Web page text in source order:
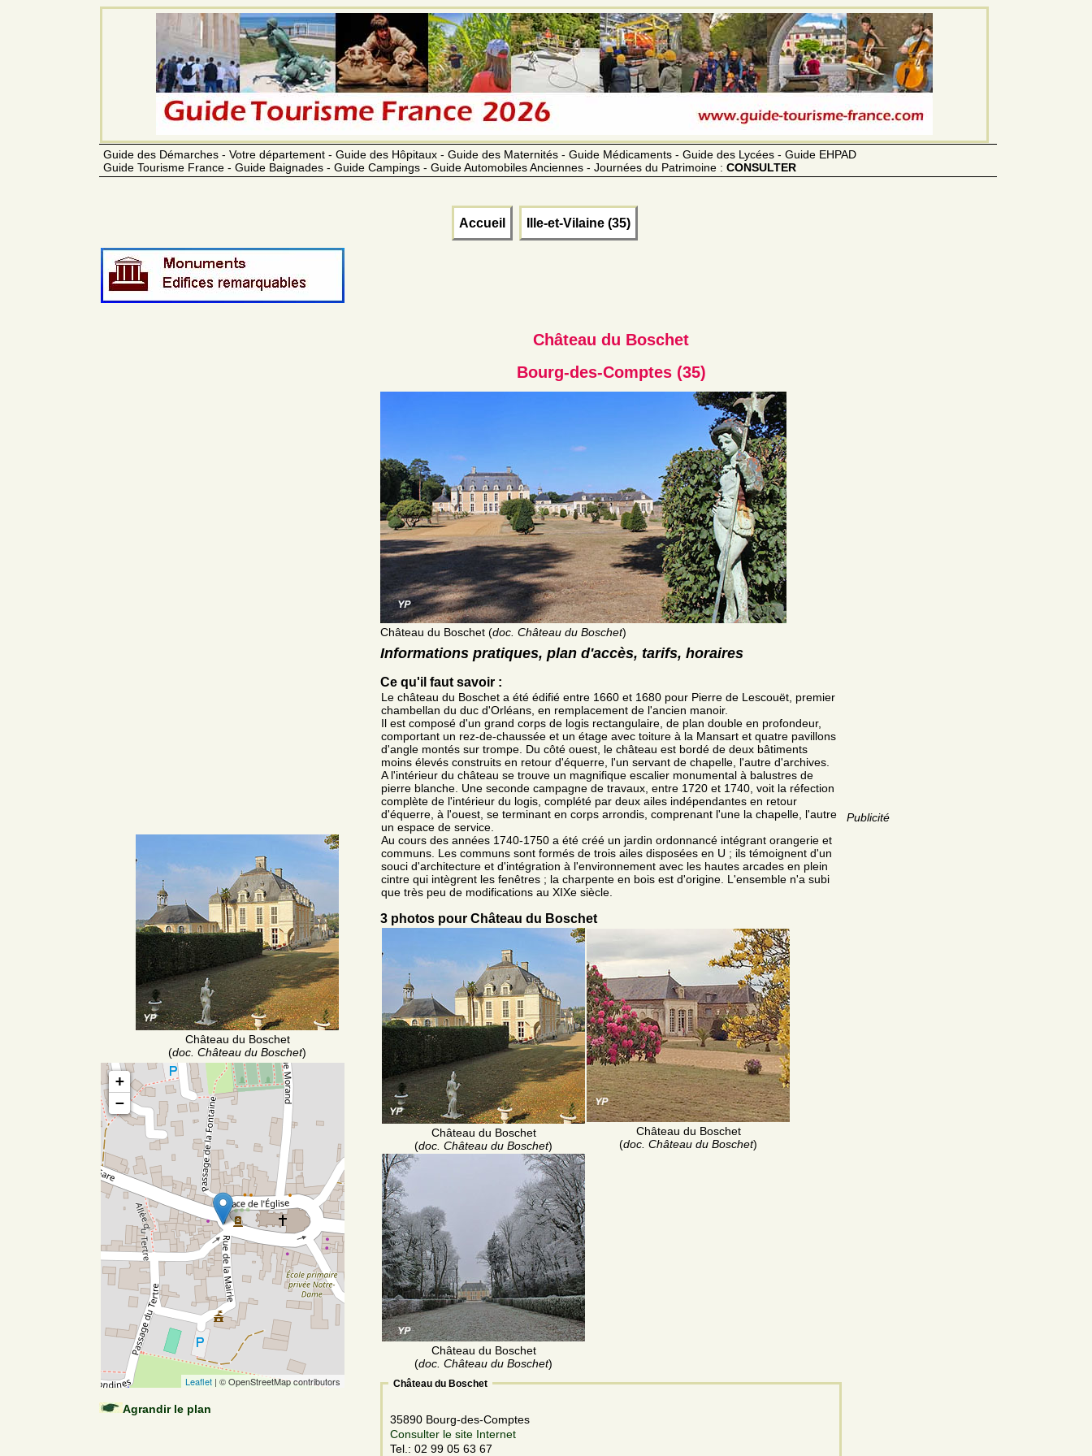
Guide des Démarches - Votre département - Guide des Hôpitaux - Guide des Maternités - Guide Médicaments - Guide des Lycées - Guide EHPAD
Guide Tourisme France - Guide Baignades - Guide Campings - Guide Automobiles Anciennes - Journées du Patrimoine : CONSULTER
Accueil Ille-et-Vilaine (35)
Château du Boschet
(doc. Château du Boschet)
+
−
Leaflet | © OpenStreetMap contributors
Agrandir le plan
Publicité
Château du Boschet
Bourg-des-Comptes (35)
Château du Boschet (doc. Château du Boschet)
Informations pratiques, plan d'accès, tarifs, horaires
Ce qu'il faut savoir :
Le château du Boschet a été édifié entre 1660 et 1680 pour Pierre de Lescouët, premier
chambellan du duc d'Orléans, en remplacement de l'ancien manoir.
Il est composé d'un grand corps de logis rectangulaire, de plan double en profondeur,
comportant un rez-de-chaussée et un étage avec toiture à la Mansart et quatre pavillons
d'angle montés sur trompe. Du côté ouest, le château est bordé de deux bâtiments
moins élevés construits en retour d'équerre, l'un servant de chapelle, l'autre d'archives.
A l'intérieur du château se trouve un magnifique escalier monumental à balustres de
pierre blanche. Une seconde campagne de travaux, entre 1720 et 1740, voit la réfection
complète de l'intérieur du logis, complété par deux ailes indépendantes en retour
d'équerre, à l'ouest, se terminant en corps arrondis, comprenant l'une la chapelle, l'autre
un espace de service.
Au cours des années 1740-1750 a été créé un jardin ordonnancé intégrant orangerie et
communs. Les communs sont formés de trois ailes disposées en U ; ils témoignent d'un
souci d'architecture et d'intégration à l'environnement avec les hautes arcades en plein
cintre qui intègrent les fenêtres ; la charpente en bois est d'origine. L'ensemble n'a subi
que très peu de modifications au XIXe siècle.
3 photos pour Château du Boschet
Château du Boschet
(doc. Château du Boschet)
Château du Boschet
(doc. Château du Boschet)
Château du Boschet
(doc. Château du Boschet)
Château du Boschet
35890 Bourg-des-Comptes
Consulter le site Internet
Tel.: 02 99 05 63 67